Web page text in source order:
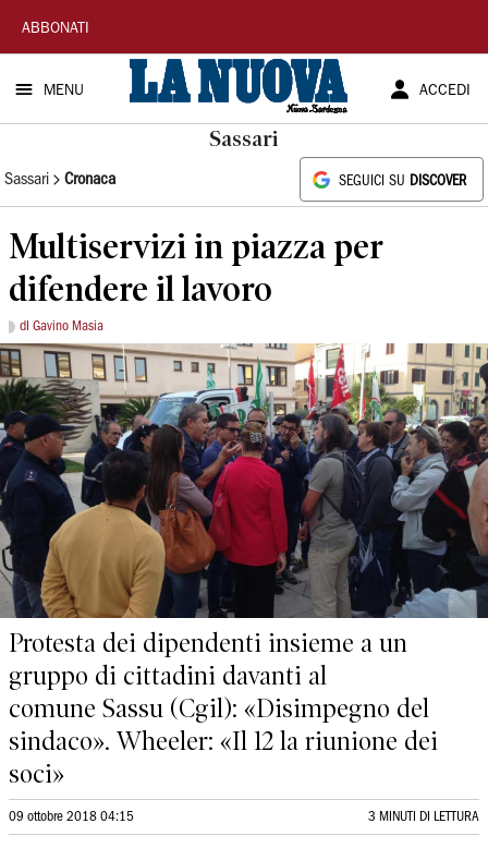
La
Nuova
Sardegna
ABBONATI
MENU ACCEDI
Sassari
Sassari Cronaca SEGUICI SU DISCOVER
Multiservizi in piazza per
difendere il lavoro
dI Gavino Masia
Protesta dei dipendenti insieme a un
gruppo di cittadini davanti al
comune Sassu (Cgil): «Disimpegno del
sindaco». Wheeler: «Il 12 la riunione dei
soci»
09 ottobre 2018 04:15 3 MINUTI DI LETTURA